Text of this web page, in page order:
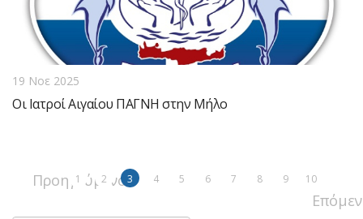
19 Νοε 2025
Οι Ιατροί Αιγαίου ΠΑΓΝΗ στην Μήλο
Προηγούμενο
1 2 3 4 5 6 7 8 9 10